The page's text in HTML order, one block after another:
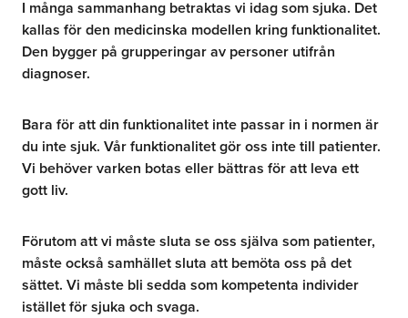
I många sammanhang betraktas vi idag som sjuka. Det
kallas för den medicinska modellen kring funktionalitet.
Den bygger på grupperingar av personer utifrån
diagnoser.
Bara för att din funktionalitet inte passar in i normen är
du inte sjuk. Vår funktionalitet gör oss inte till patienter.
Vi behöver varken botas eller bättras för att leva ett
gott liv.
Förutom att vi måste sluta se oss själva som patienter,
måste också samhället sluta att bemöta oss på det
sättet. Vi måste bli sedda som kompetenta individer
istället för sjuka och svaga.